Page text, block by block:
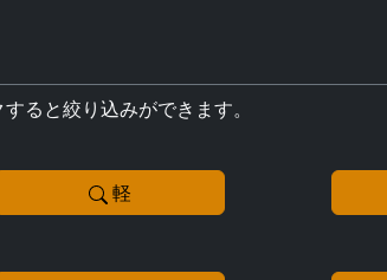
ると絞り込みができます。
軽